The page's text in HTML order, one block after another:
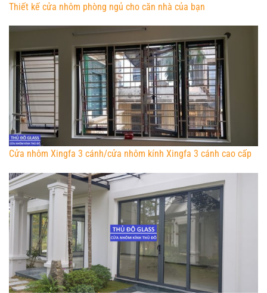
Thiết kế cửa nhôm phòng ngủ cho căn nhà của bạn
Cửa nhôm Xingfa 3 cánh/cửa nhôm kính Xingfa 3 cánh cao cấp